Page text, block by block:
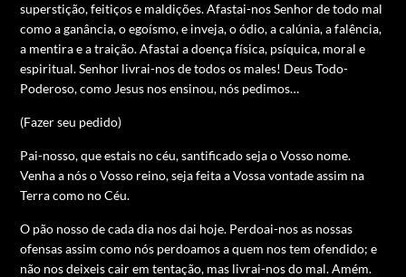
superstição, feitiços e maldições. Afastai-nos Senhor de todo mal
como a ganância, o egoísmo, e inveja, o ódio, a calúnia, a falência,
a mentira e a traição. Afastai a doença física, psíquica, moral e
espiritual. Senhor livrai-nos de todos os males! Deus Todo-
Poderoso, como Jesus nos ensinou, nós pedimos…
(Fazer seu pedido)
Pai-nosso, que estais no céu, santificado seja o Vosso nome.
Venha a nós o Vosso reino, seja feita a Vossa vontade assim na
Terra como no Céu.
O pão nosso de cada dia nos dai hoje. Perdoai-nos as nossas
ofensas assim como nós perdoamos a quem nos tem ofendido; e
não nos deixeis cair em tentação, mas livrai-nos do mal. Amém.